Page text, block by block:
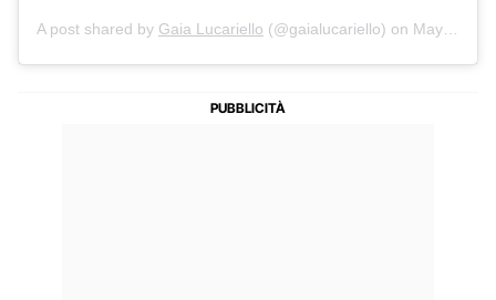
A post shared by Gaia Lucariello (@gaialucariello) on May 27, 2018 at 9:07am PDT